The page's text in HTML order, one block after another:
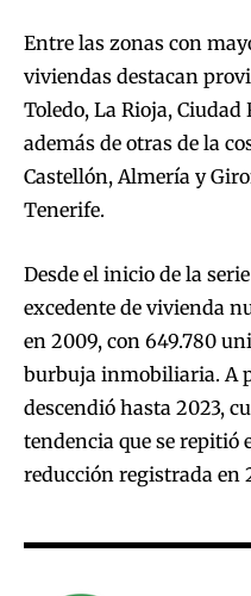
Entre las zonas con
viviendas destacan
Toledo, La Rioja, Ciudad
además de otras de la
Castellón, Almería y
Tenerife.
Desde el inicio de la
excedente de vivienda
en 2009, con 649.780
burbuja inmobiliaria. A
descendió hasta 2023,
tendencia que se repitió
reducción registrada en